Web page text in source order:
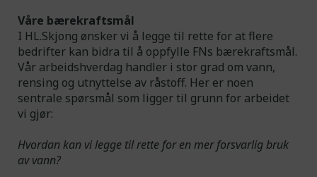
Engineering for a
cleaner world
Våre bærekraftsmål
I HL.Skjong ønsker vi å legge til rette for at flere
bedrifter kan bidra til å oppfylle FNs bærekraftsmål.
Vår arbeidshverdag handler i stor grad om vann,
rensing og utnyttelse av råstoff. Her er noen
sentrale spørsmål som ligger til grunn for arbeidet
vi gjør:
Hvordan kan vi legge til rette for en mer forsvarlig bruk
av vann?